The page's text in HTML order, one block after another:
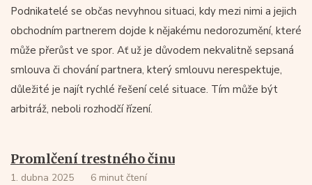
Podnikatelé se občas nevyhnou situaci, kdy mezi nimi a jejich
obchodním partnerem dojde k nějakému nedorozumění, které
může přerůst ve spor. Ať už je důvodem nekvalitně sepsaná
smlouva či chování partnera, který smlouvu nerespektuje,
důležité je najít rychlé řešení celé situace. Tím může být
arbitráž, neboli rozhodčí řízení.
Promlčení trestného činu
1. dubna 2025 6 minut čtení